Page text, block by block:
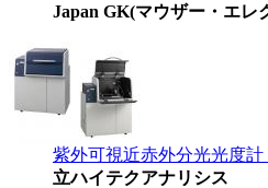
Japan GK(マウザー・エレ
紫外可視近赤外分光光度計
立ハイテクアナリシス